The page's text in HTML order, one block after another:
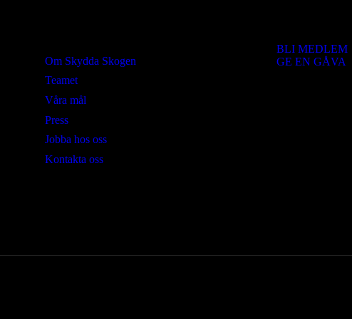
Om Skydda Skogen
Teamet
Våra mål
Press
Jobba hos oss
Kontakta oss
BLI MEDLEM
GE EN GÅVA